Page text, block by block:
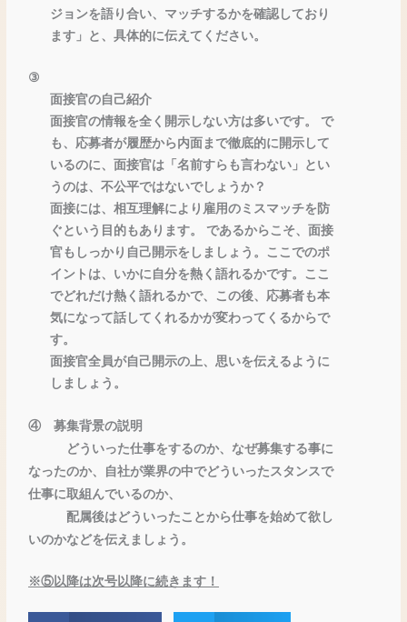
ジョンを語り合い、マッチするかを確認しており
ます」と、具体的に伝えてください。
③
面接官の自己紹介
面接官の情報を全く開示しない方は多いです。 で
も、応募者が履歴から内面まで徹底的に開示して
いるのに、面接官は「名前すらも言わない」とい
うのは、不公平ではないでしょうか？
面接には、相互理解により雇用のミスマッチを防
ぐという目的もあります。 であるからこそ、面接
官もしっかり自己開示をしましょう。ここでのポ
イントは、いかに自分を熱く語れるかです。ここ
でどれだけ熱く語れるかで、この後、応募者も本
気になって話してくれるかが変わってくるからで
す。
面接官全員が自己開示の上、思いを伝えるように
しましょう。
④ 募集背景の説明
どういった仕事をするのか、なぜ募集する事に
なったのか、自社が業界の中でどういったスタンスで
仕事に取組んでいるのか、
配属後はどういったことから仕事を始めて欲し
いのかなどを伝えましょう。
※⑤以降は次号以降に続きます！